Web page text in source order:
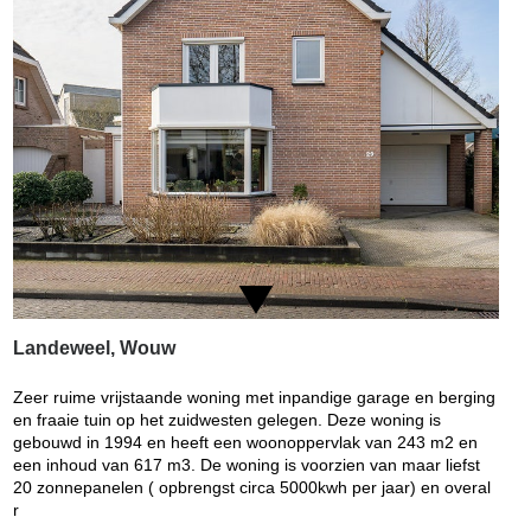
Landeweel, Wouw
Zeer ruime vrijstaande woning met inpandige garage en berging
en fraaie tuin op het zuidwesten gelegen. Deze woning is
gebouwd in 1994 en heeft een woonoppervlak van 243 m2 en
een inhoud van 617 m3. De woning is voorzien van maar liefst
20 zonnepanelen ( opbrengst circa 5000kwh per jaar) en overal
r